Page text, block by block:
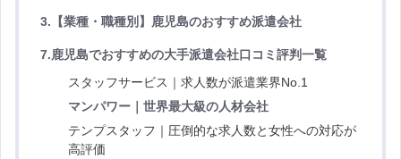
3.【業種・職種別】鹿児島のおすすめ派遣会社
7.鹿児島でおすすめの大手派遣会社口コミ評判一覧
スタッフサービス｜求人数が派遣業界No.1
マンパワー｜世界最大級の人材会社
テンプスタッフ｜圧倒的な求人数と女性への対応が
高評価